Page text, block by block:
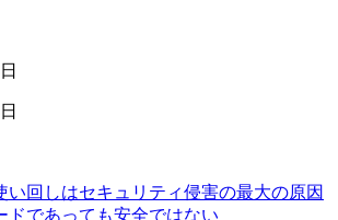
い回しはセキュリティ侵害の最大の原因
ドであっても安全ではない